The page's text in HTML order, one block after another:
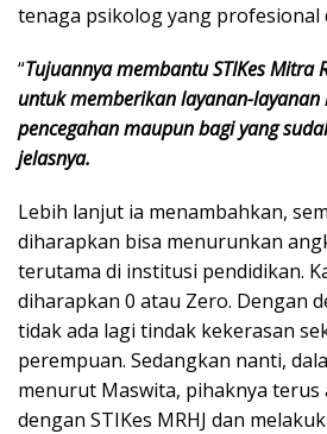
tenaga psikolog yang profesional
“Tujuannya membantu STIKes Mitra
untuk memberikan layanan-
pencegahan maupun bagi yang
jelasnya.
Lebih lanjut ia menambahkan,
diharapkan bisa menurunkan
terutama di institusi pendidikan.
diharapkan 0 atau Zero. Dengan
tidak ada lagi tindak kekerasan
perempuan. Sedangkan nanti,
menurut Maswita, pihaknya
dengan STIKes MRHJ dan